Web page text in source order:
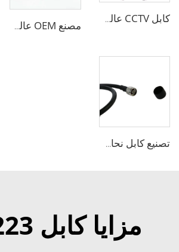
كابل CCTV عالي الأداء 50 أوم الكابلات المتماسة RG213 RG214 منخفضة الخسارة لنظام الهوائي
مصنع OEM عالي الأداء 50 أوم Rg213/U Rg214/U كابل متماس لنظام الهوائي
تصنيع كابل نحاسي عازل FPE 9D-FB خالص النحاس 50 أوم منخفض الخسارة للكابلات المتماسة RF لنظام الهوائي
مزايا كابل RG 223